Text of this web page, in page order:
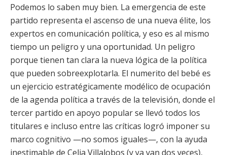
Podemos lo saben muy bien. La emergencia de este
partido representa el ascenso de una nueva élite, los
expertos en comunicación política, y eso es al mismo
tiempo un peligro y una oportunidad. Un peligro
porque tienen tan clara la nueva lógica de la política
que pueden sobreexplotarla. El numerito del bebé es
un ejercicio estratégicamente modélico de ocupación
de la agenda política a través de la televisión, donde el
tercer partido en apoyo popular se llevó todos los
titulares e incluso entre las críticas logró imponer su
marco cognitivo —no somos iguales—, con la ayuda
inestimable de Celia Villalobos (y ya van dos veces),